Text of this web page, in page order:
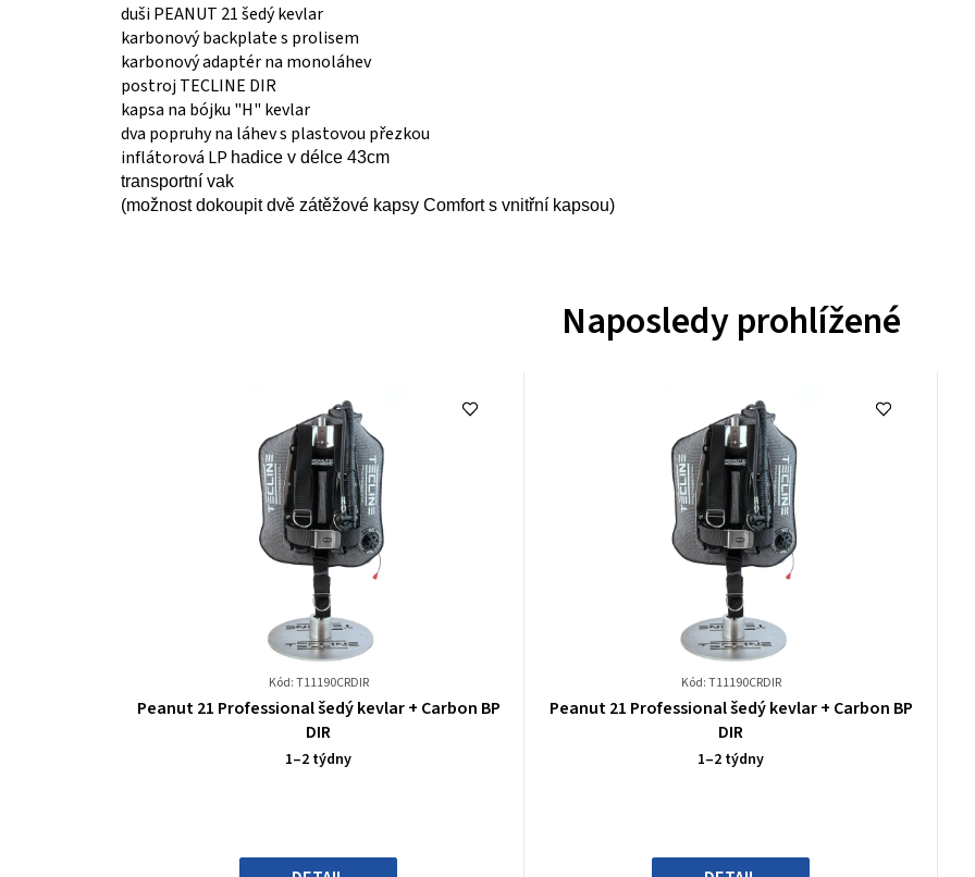
duši PEANUT 21 šedý kevlar
karbonový backplate s prolisem
karbonový adaptér na monoláhev
postroj TECLINE DIR
kapsa na bójku "H" kevlar
dva popruhy na láhev s plastovou přezkou
inflátorová LP hadice v délce 43cm
transportní vak
(možnost dokoupit dvě zátěžové kapsy Comfort s vnitřní kapsou)
Naposledy prohlížené
Kód: T11190CRDIR
Průměrné
hodnocení
produktu
Peanut 21 Professional šedý kevlar + Carbon BP
DIR
1–2 týdny
Kód: T11190CRDIR
Průměrné
hodnocení
produktu
Peanut 21 Professional šedý kevlar + Carbon BP
DIR
1–2 týdny